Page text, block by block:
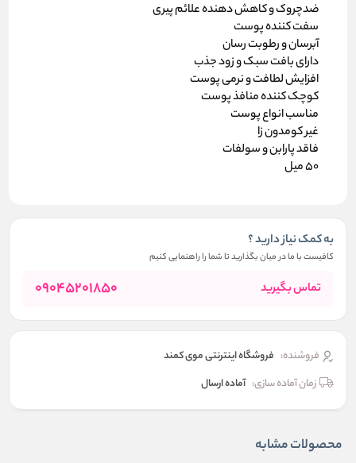
ضدچروک و کاهش دهنده علائم پیری
سفت کننده پوست
آبرسان و رطوبت رسان
دارای بافت سبک و زود جذب
افزایش لطافت و نرمی پوست
کوچک کننده منافذ پوست
مناسب انواع پوست
غیر کومدون زا
فاقد پارابن و سولفات
50 میل
به کمک نیاز دارید ؟
کافیست با ما در میان بگذارید تا شما را راهنمایی کنیم
تماس بگیرید 09045201850
فروشنده: فروشگاه اینترنتی موی کمند
زمان آماده سازی: آماده ارسال
محصولات مشابه